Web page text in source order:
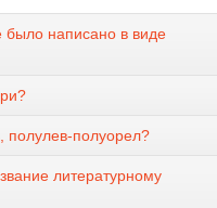
было написано в виде
полулев-полуорел?
литературному